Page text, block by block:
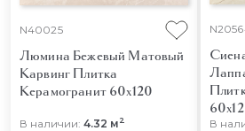
N40025
Люмина Бежевый Матовый
Карвинг Плитка
Керамогранит 60x120
В наличии: 4.32 м2 В